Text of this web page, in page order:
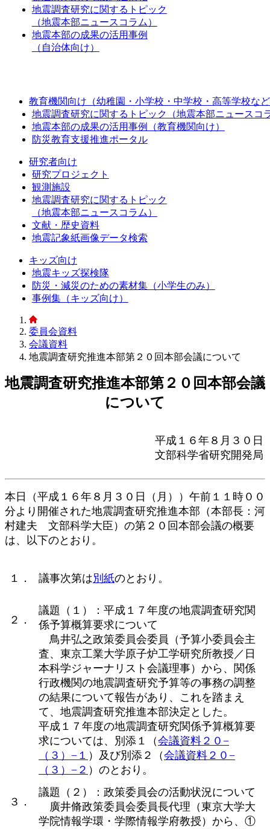
地震調査研究に関するトピック
（地震本部ニュースコラム）
地震本部の成果の活用事例
（自治体向け）
教育機関向け（幼稚園・小学校・中学校・高等学校な
地震調査研究に関するトピック（地震本部ニュースコ
地震本部の成果の活用事例（教育機関向け）
防災教育支援推進ポータル
研究者向け
研究プロジェクト
観測施設
地震調査研究に関するトピック
（地震本部ニュースコラム）
文献・歴史資料
地震記象紙画像データ検索
キッズ向け
地震キッズ探検隊
防災・減災のための素材集（小学生のみ）
事例集（キッズ向け）
委員会資料
会議資料
地震調査研究推進本部第２０回本部会議について
地震調査研究推進本部第２０回本部会議
について
平成１６年８月３０日
文部科学省研究開発局
本日（平成１６年８月３０日（月））午前１１時００
分より開催された地震調査研究推進本部（本部長：河
村建夫 文部科学大臣）の第２０回本部会議の概要
は、以下のとおり。
１． 議事次第は別紙のとおり。
２．
議題（１）：平成１７年度の地震調査研究関
係予算概算要求について
鳥井弘之政策委員会委員（予算小委員会主
査、東京工業大学原子炉工学研究所教授／日
本科学ジャーナリスト会議理事）から、関係
行政機関の地震調査研究予算等の事務の調整
の結果について報告があり、これを踏まえ
て、地震調査研究推進本部決定とした。
平成１７年度の地震調査研究関係予算概算要
求については、別添１（会議資料２０−
（３）−１ ）及び別添２（会議資料２０−
（３）−２ ）のとおり。
３．
議題（２）：政策委員会の活動状況について
廣井脩政策委員会委員長代理（東京大学大
学院情報学環・学際情報学府教授）から、①